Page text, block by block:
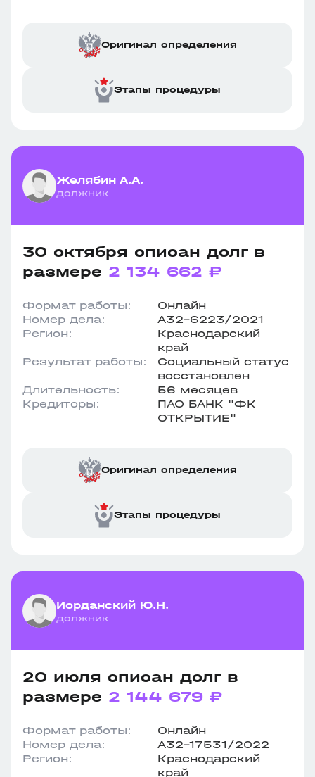
Оригинал определения
Этапы процедуры
Желябин А.А.
должник
30 октября списан долг в
размере 2 134 662 ₽
Формат работы:
Онлайн
Номер дела:
А32-6223/2021
Регион:
Краснодарский
край
Результат работы:
Социальный статус
восстановлен
Длительность:
56 месяцев
Кредиторы:
ПАО БАНК "ФК
ОТКРЫТИЕ"
Оригинал определения
Этапы процедуры
Иорданский Ю.Н.
должник
20 июля списан долг в
размере 2 144 679 ₽
Формат работы:
Онлайн
Номер дела:
А32-17531/2022
Регион:
Краснодарский
край